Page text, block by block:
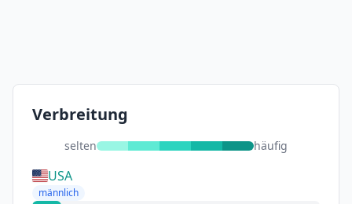
Verbreitung
selten häufig
USA
männlich